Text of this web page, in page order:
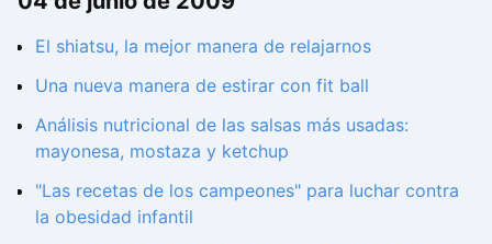
El shiatsu, la mejor manera de relajarnos
Una nueva manera de estirar con fit ball
Análisis nutricional de las salsas más usadas:
mayonesa, mostaza y ketchup
"Las recetas de los campeones" para luchar contra
la obesidad infantil